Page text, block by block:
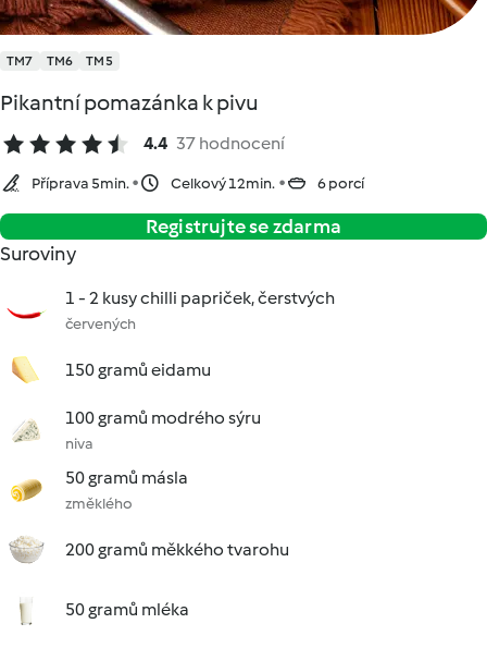
TM7 TM6 TM5
Pikantní pomazánka k pivu
4.4 37 hodnocení
Příprava 5min. Celkový 12min. 6 porcí
Registrujte se zdarma
Suroviny
1 - 2 kusy chilli papriček, čerstvých
červených
150 gramů eidamu
100 gramů modrého sýru
niva
50 gramů másla
změklého
200 gramů měkkého tvarohu
50 gramů mléka